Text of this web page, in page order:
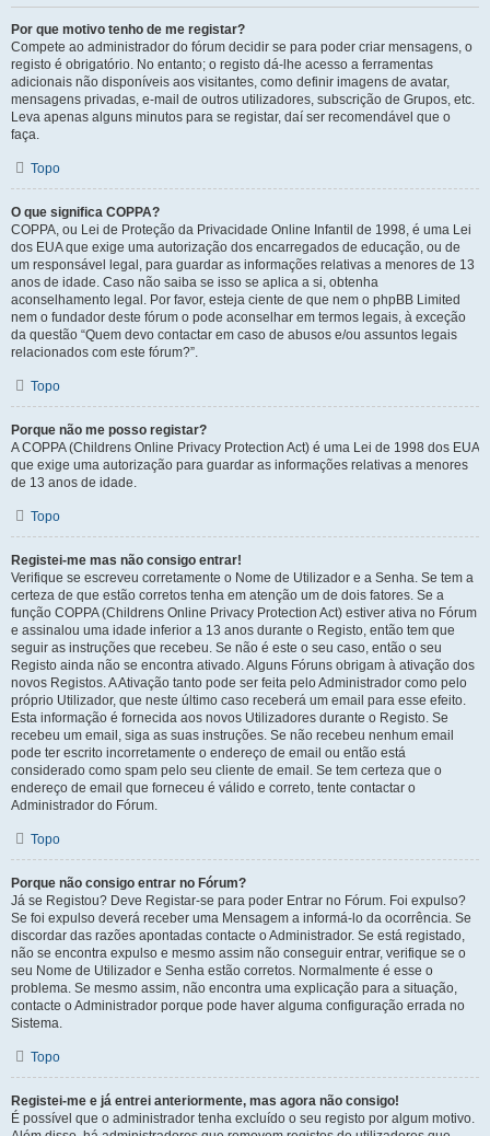
Por que motivo tenho de me registar?
Compete ao administrador do fórum decidir se para poder criar mensagens, o
registo é obrigatório. No entanto; o registo dá-lhe acesso a ferramentas
adicionais não disponíveis aos visitantes, como definir imagens de avatar,
mensagens privadas, e-mail de outros utilizadores, subscrição de Grupos, etc.
Leva apenas alguns minutos para se registar, daí ser recomendável que o
faça.
Topo
O que significa COPPA?
COPPA, ou Lei de Proteção da Privacidade Online Infantil de 1998, é uma Lei
dos EUA que exige uma autorização dos encarregados de educação, ou de
um responsável legal, para guardar as informações relativas a menores de 13
anos de idade. Caso não saiba se isso se aplica a si, obtenha
aconselhamento legal. Por favor, esteja ciente de que nem o phpBB Limited
nem o fundador deste fórum o pode aconselhar em termos legais, à exceção
da questão “Quem devo contactar em caso de abusos e/ou assuntos legais
relacionados com este fórum?”.
Topo
Porque não me posso registar?
A COPPA (Childrens Online Privacy Protection Act) é uma Lei de 1998 dos EUA
que exige uma autorização para guardar as informações relativas a menores
de 13 anos de idade.
Topo
Registei-me mas não consigo entrar!
Verifique se escreveu corretamente o Nome de Utilizador e a Senha. Se tem a
certeza de que estão corretos tenha em atenção um de dois fatores. Se a
função COPPA (Childrens Online Privacy Protection Act) estiver ativa no Fórum
e assinalou uma idade inferior a 13 anos durante o Registo, então tem que
seguir as instruções que recebeu. Se não é este o seu caso, então o seu
Registo ainda não se encontra ativado. Alguns Fóruns obrigam à ativação dos
novos Registos. A Ativação tanto pode ser feita pelo Administrador como pelo
próprio Utilizador, que neste último caso receberá um email para esse efeito.
Esta informação é fornecida aos novos Utilizadores durante o Registo. Se
recebeu um email, siga as suas instruções. Se não recebeu nenhum email
pode ter escrito incorretamente o endereço de email ou então está
considerado como spam pelo seu cliente de email. Se tem certeza que o
endereço de email que forneceu é válido e correto, tente contactar o
Administrador do Fórum.
Topo
Porque não consigo entrar no Fórum?
Já se Registou? Deve Registar-se para poder Entrar no Fórum. Foi expulso?
Se foi expulso deverá receber uma Mensagem a informá-lo da ocorrência. Se
discordar das razões apontadas contacte o Administrador. Se está registado,
não se encontra expulso e mesmo assim não conseguir entrar, verifique se o
seu Nome de Utilizador e Senha estão corretos. Normalmente é esse o
problema. Se mesmo assim, não encontra uma explicação para a situação,
contacte o Administrador porque pode haver alguma configuração errada no
Sistema.
Topo
Registei-me e já entrei anteriormente, mas agora não consigo!
É possível que o administrador tenha excluído o seu registo por algum motivo.